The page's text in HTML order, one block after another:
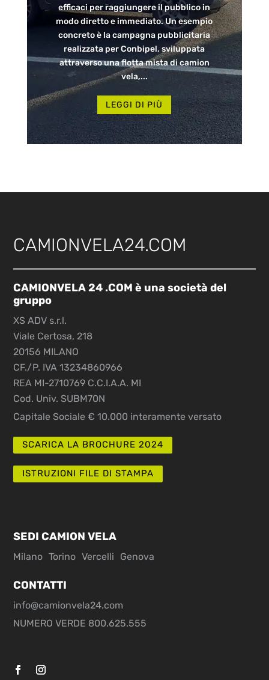
efficaci per raggiungere il pubblico in
modo diretto e immediato. Un esempio
concreto è la campagna pubblicitaria
realizzata per Conbipel, sviluppata
attraverso una flotta mista di camion
vela,...
LEGGI DI PIÙ
CAMIONVELA24.COM
CAMIONVELA 24 .COM è una società del
gruppo
XS ADV s.r.l.
Viale Certosa, 218
20156 MILANO
CF./P. IVA 13234860966
REA MI-2710769 C.C.I.A.A. MI
Cod. Univ. SUBM70N
Capitale Sociale € 10.000 interamente versato
SCARICA LA BROCHURE 2024
ISTRUZIONI FILE DI STAMPA
SEDI CAMION VELA
Milano Torino Vercelli Genova
CONTATTI
info@camionvela24.com
NUMERO VERDE 800.625.555